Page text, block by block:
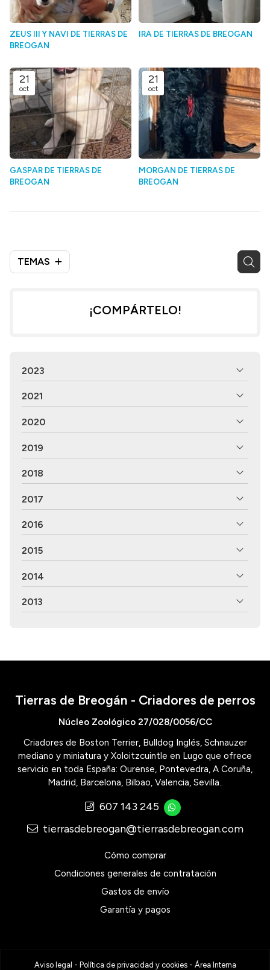
TEMAS
ZEUS III Y NAVI DE TIERRAS DE
BREOGAN
IRA DE TIERRAS DE BREOGAN
21
oct
GASPAR DE TIERRAS DE
BREOGAN
21
oct
MORGAN DE TIERRAS DE
BREOGAN
¡COMPÁRTELO!
2023
2021
2020
2019
2018
2017
2016
2015
2014
2013
Tierras de Breogán - Criadores de perros
Núcleo Zoológico 27/028/0056/CC
Criadores de Boston Terrier, Bulldog Inglés, Schnauzer
mediano y miniatura y Xoloitzcuintle en Lugo que ofrece
servicio en toda España: Ourense, Pontevedra, A Coruña,
Madrid, Barcelona, Bilbao, Valencia, Sevilla..
607 143 245
tierrasdebreogan@tierrasdebreogan.com
Cómo comprar
Condiciones generales de contratación
Gastos de envío
Garantía y pagos
Aviso legal - Política de privacidad y cookies- Área Interna